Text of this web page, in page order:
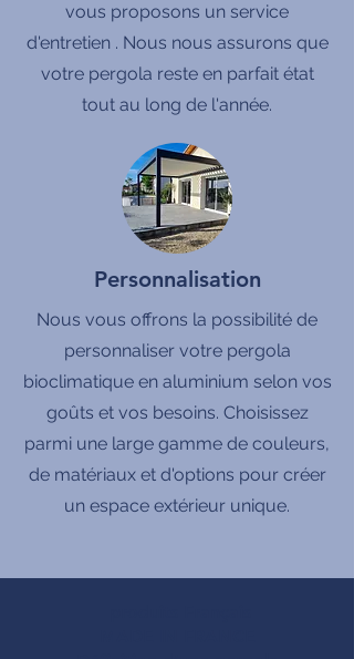
vous proposons un service
d'entretien . Nous nous assurons que
votre pergola reste en parfait état
tout au long de l'année.
Personnalisation
Nous vous offrons la possibilité de
personnaliser votre pergola
bioclimatique en aluminium selon vos
goûts et vos besoins. Choisissez
parmi une large gamme de couleurs,
de matériaux et d'options pour créer
un espace extérieur unique.